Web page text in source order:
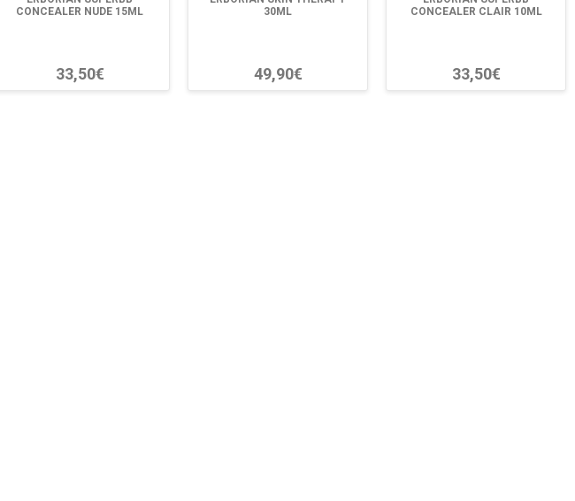
CONCEALER NUDE 15ML
33,50€
30ML
49,90€
CONCEALER CLAIR 10ML
33,50€